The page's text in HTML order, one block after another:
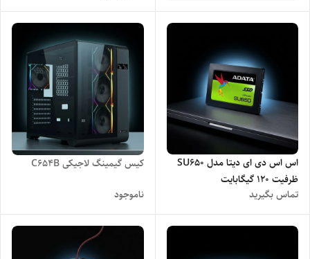
اس اس دی ای دیتا مدل SU650
ظرفیت 120 گیگابایت
تماس بگیرید
کیس گیمینگ لاجیکی C654B
ناموجود